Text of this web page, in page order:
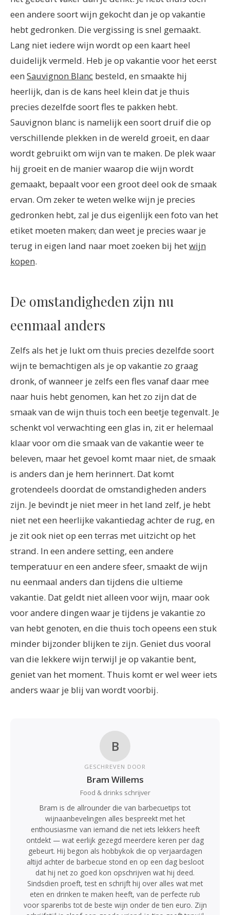
een andere soort wijn gekocht dan je op vakantie
hebt gedronken. Die vergissing is snel gemaakt.
Lang niet iedere wijn wordt op een kaart heel
duidelijk vermeld. Heb je op vakantie voor het eerst
een Sauvignon Blanc besteld, en smaakte hij
heerlijk, dan is de kans heel klein dat je thuis
precies dezelfde soort fles te pakken hebt.
Sauvignon blanc is namelijk een soort druif die op
verschillende plekken in de wereld groeit, en daar
wordt gebruikt om wijn van te maken. De plek waar
hij groeit en de manier waarop die wijn wordt
gemaakt, bepaalt voor een groot deel ook de smaak
ervan. Om zeker te weten welke wijn je precies
gedronken hebt, zal je dus eigenlijk een foto van het
etiket moeten maken; dan weet je precies waar je
terug in eigen land naar moet zoeken bij hetwijn
kopen.
De omstandigheden zijn nu
eenmaal anders
Zelfs als het je lukt om thuis precies dezelfde soort
wijn te bemachtigen als je op vakantie zo graag
dronk, of wanneer je zelfs een fles vanaf daar mee
naar huis hebt genomen, kan het zo zijn dat de
smaak van de wijn thuis toch een beetje tegenvalt. Je
schenkt vol verwachting een glas in, zit er helemaal
klaar voor om die smaak van de vakantie weer te
beleven, maar het gevoel komt maar niet, de smaak
is anders dan je hem herinnert. Dat komt
grotendeels doordat de omstandigheden anders
zijn. Je bevindt je niet meer in het land zelf, je hebt
niet net een heerlijke vakantiedag achter de rug, en
je zit ook niet op een terras met uitzicht op het
strand. In een andere setting, een andere
temperatuur en een andere sfeer, smaakt de wijn
nu eenmaal anders dan tijdens die ultieme
vakantie. Dat geldt niet alleen voor wijn, maar ook
voor andere dingen waar je tijdens je vakantie zo
van hebt genoten, en die thuis toch opeens een stuk
minder bijzonder blijken te zijn. Geniet dus vooral
van die lekkere wijn terwijl je op vakantie bent,
geniet van het moment. Thuis komt er wel weer iets
anders waar je blij van wordt voorbij.
B
GESCHREVEN DOOR
Bram Willems
Food & drinks schrijver
Bram is de allrounder die van barbecuetips tot
wijnaanbevelingen alles bespreekt met het
enthousiasme van iemand die net iets lekkers heeft
ontdekt — wat eerlijk gezegd meerdere keren per dag
gebeurt. Hij begon als hobbykok die op verjaardagen
altijd achter de barbecue stond en op een dag besloot
dat hij net zo goed kon opschrijven wat hij deed.
Sindsdien proeft, test en schrijft hij over alles wat met
eten en drinken te maken heeft, van de perfecte rub
voor spareribs tot de beste wijn onder de tien euro. Zijn